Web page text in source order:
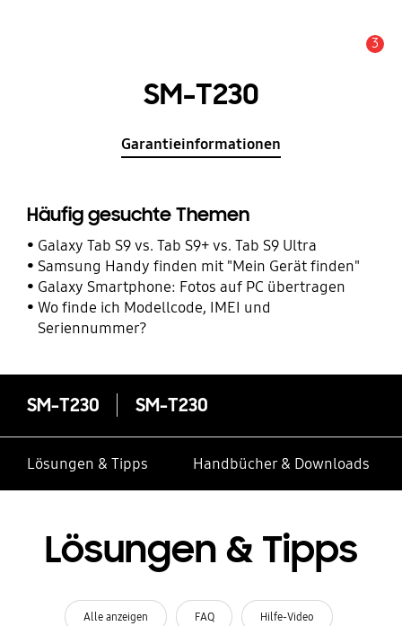
3
SM-T230
Garantieinformationen
Häufig gesuchte Themen
Galaxy Tab S9 vs. Tab S9+ vs. Tab S9 Ultra
Samsung Handy finden mit "Mein Gerät finden"
Galaxy Smartphone: Fotos auf PC übertragen
Wo finde ich Modellcode, IMEI und
Seriennummer?
SM-T230 SM-T230
Lösungen & Tipps Handbücher & Downloads
Lösungen & Tipps
Alle anzeigen FAQ Hilfe-Video